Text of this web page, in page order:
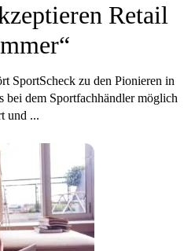
Retail
SportScheck zu den Pionieren in
bei dem Sportfachhändler möglich
und ...